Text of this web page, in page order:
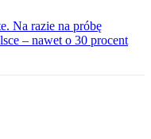
Na razie na próbę
– nawet o 30 procent